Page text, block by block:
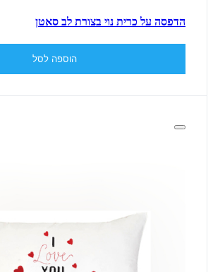
הדפסה על כרית נוי בצורת לב סאטן
הוספה לסל